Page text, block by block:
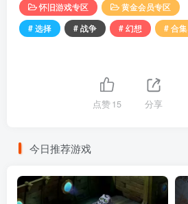
怀旧游戏专区
黄金会员专区
# 选择
# 战争 # 幻想 # 合集
点赞15 分享
今日推荐游戏